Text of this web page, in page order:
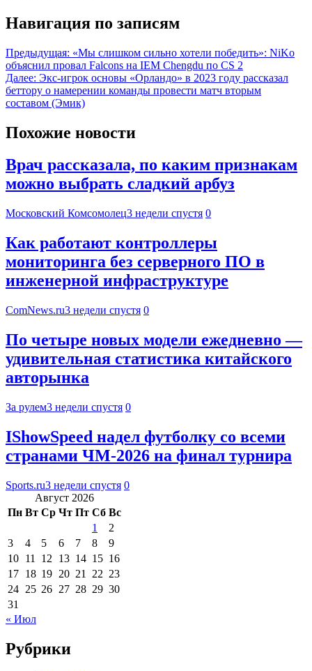
Навигация по записям
Предыдущая: «Мы слишком сильно хотели победить»: NiKo
объяснил провал Falcons на IEM Chengdu по CS 2
Далее: Экс-игрок основы «Орландо» в 2023 году рассказал
беттору о намерении команды провести матч вторым
составом (Эмик)
Похожие новости
Врач рассказала, по каким признакам
можно выбрать сладкий арбуз
Московский Комсомолец3 недели спустя 0
Как работают контроллеры
мониторинга без серверного ПО в
инженерной инфраструктуре
ComNews.ru3 недели спустя 0
По четыре новых модели ежедневно —
удивительная статистика китайского
авторынка
За рулем3 недели спустя 0
IShowSpeed надел футболку со всеми
странами ЧМ-2026 на финал турнира
Sports.ru3 недели спустя 0
Август 2026
Пн Вт Ср Чт Пт Сб Вс
1
2
3
4 5 6 7 8
9
10 11 12 13 14 15 16
17 18 19 20 21 22 23
24 25 26 27 28 29 30
31
« Июл
Рубрики